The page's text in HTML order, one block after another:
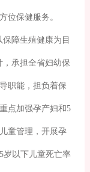
位保健服务。
障生殖健康为目
，承担全省妇幼保
职能，担负着保
点加强孕产妇和5
童管理，开展孕
岁以下儿童死亡率